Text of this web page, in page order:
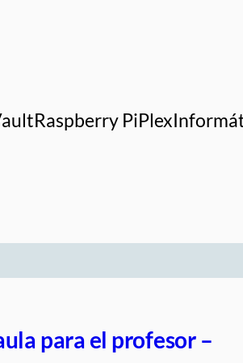
Raspberry PiPlex
para el profesor –